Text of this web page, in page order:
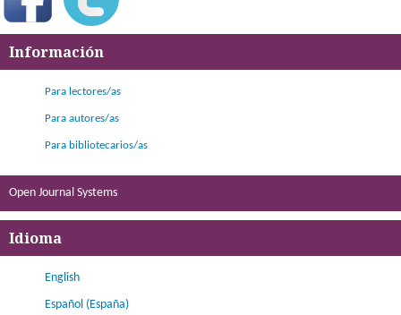
Información
Para lectores/as
Para autores/as
Para bibliotecarios/as
Open Journal Systems
Idioma
English
Español (España)